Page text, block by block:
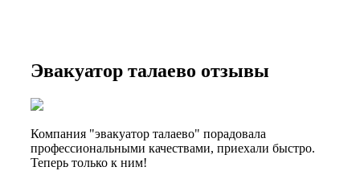
Эвакуатор талаево отзывы
Компания "эвакуатор талаево" порадовала
профессиональными качествами, приехали быстро.
Теперь только к ним!